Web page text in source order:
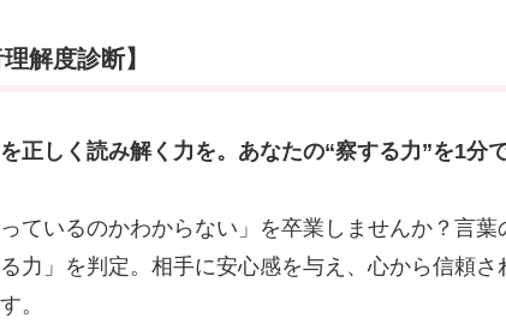
解度診断】
を正しく読み解く力を。あなたの“察する力”を1分
っているのかわからない」を卒業しませんか？言
力」を判定。相手に安心感を与え、心から信頼
。